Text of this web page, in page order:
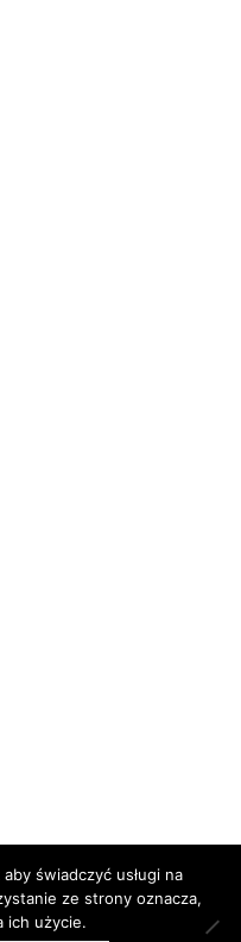
świadczyć usługi na
ze strony oznacza,
ich użycie.